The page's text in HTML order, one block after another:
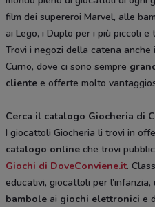
film dei supereroi Marvel, alle
ai Lego, i Duplo per i più piccoli e
Trovi i negozi della catena anche
Curno, dove ci sono sempre
cliente e offerte molto
Cerca il catalogo Giocheria di
I giocattoli Giocheria li trovi in
catalogo online che trovi
Giochi di DoveConviene.it.
educativi, giocattoli per
bambole ai giochi elettronici e